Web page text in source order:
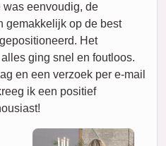
was eenvoudig, de
gemakkelijk op de best
Het
ging snel en foutloos.
en een verzoek per e-mail
ik een positief